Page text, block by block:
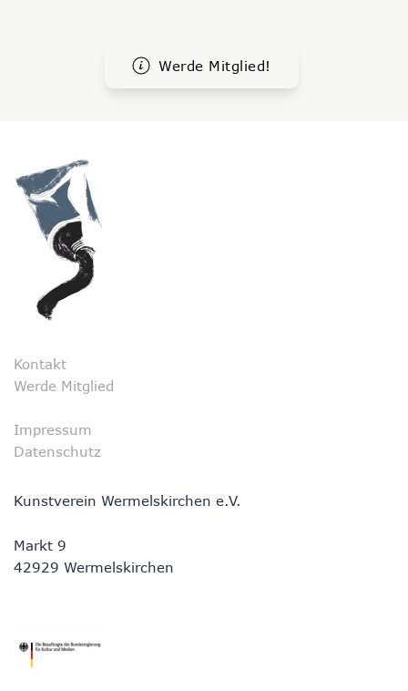
Werde Mitglied!
Kontakt
Werde Mitglied
Impressum
Datenschutz
Kunstverein Wermelskirchen e.V.
Markt 9
42929 Wermelskirchen